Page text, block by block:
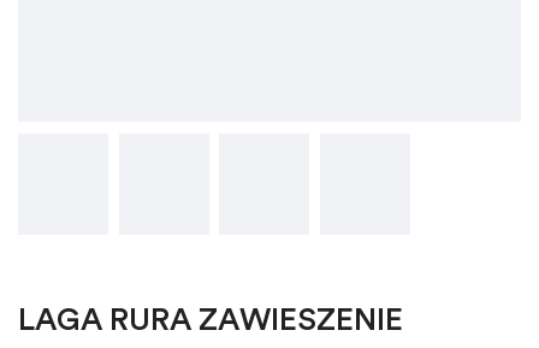
LAGA RURA ZAWIESZENIE